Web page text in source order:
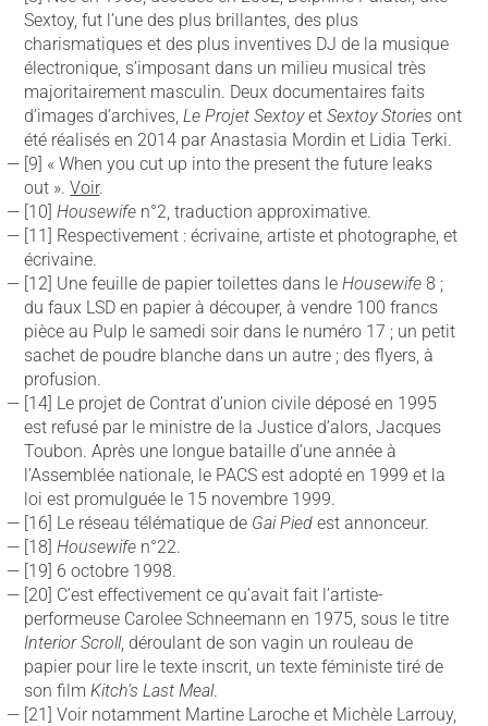
Sextoy, fut l’une des plus brillantes, des plus
charismatiques et des plus inventives DJ de la musique
électronique, s’imposant dans un milieu musical très
majoritairement masculin. Deux documentaires faits
d’images d’archives,Le Projet SextoyetSextoy Stories ont
été réalisés en 2014 par Anastasia Mordin et Lidia Terki.
[9] « When you cut up into the present the future leaks
out ».Voir.
[10]Housewife n°2, traduction approximative.
[11] Respectivement : écrivaine, artiste et photographe, et
écrivaine.
[12] Une feuille de papier toilettes dans leHousewife 8 ;
du faux LSD en papier à découper, à vendre 100 francs
pièce au Pulp le samedi soir dans le numéro 17 ; un petit
sachet de poudre blanche dans un autre ; des flyers, à
profusion.
[14] Le projet de Contrat d’union civile déposé en 1995
est refusé par le ministre de la Justice d’alors, Jacques
Toubon. Après une longue bataille d’une année à
l’Assemblée nationale, le PACS est adopté en 1999 et la
loi est promulguée le 15 novembre 1999.
[16] Le réseau télématique de Gai Pied est annonceur.
[18]Housewife n°22.
[19] 6 octobre 1998.
[20] C’est effectivement ce qu’avait fait l’artiste-
performeuse Carolee Schneemann en 1975, sous le titre
Interior Scroll, déroulant de son vagin un rouleau de
papier pour lire le texte inscrit, un texte féministe tiré de
son filmKitch’s Last Meal.
[21] Voir notamment Martine Laroche et Michèle Larrouy,